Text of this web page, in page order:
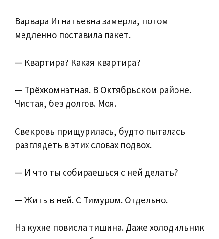
Варвара Игнатьевна замерла, потом
медленно поставила пакет.
— Квартира? Какая квартира?
— Трёхкомнатная. В Октябрьском районе.
Чистая, без долгов. Моя.
Свекровь прищурилась, будто пыталась
разглядеть в этих словах подвох.
— И что ты собираешься с ней делать?
— Жить в ней. С Тимуром. Отдельно.
На кухне повисла тишина. Даже холодильник